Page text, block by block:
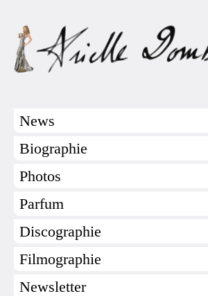
News
Biographie
Photos
Parfum
Discographie
Filmographie
Newsletter